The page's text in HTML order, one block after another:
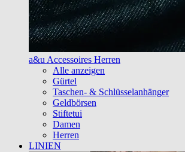
a&u Accessoires Herren
Alle anzeigen
Gürtel
Taschen- & Schlüsselanhänger
Geldbörsen
Stiftetui
Damen
Herren
LINIEN